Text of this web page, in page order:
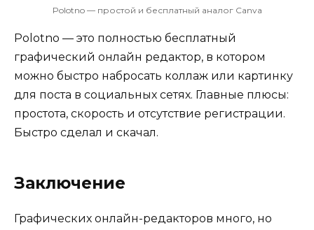
Polotno — простой и бесплатный аналог Canva
Polotno — это полностью бесплатный
графический онлайн редактор, в котором
можно быстро набросать коллаж или картинку
для поста в социальных сетях. Главные плюсы:
простота, скорость и отсутствие регистрации.
Быстро сделал и скачал.
Заключение
Графических онлайн-редакторов много, но